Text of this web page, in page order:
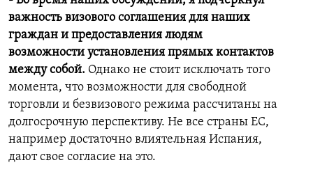
важность визового соглашения для наших
граждан и предоставления людям
возможности установления прямых контактов
между собой. Однако не стоит исключать того
момента, что возможности для свободной
торговли и безвизового режима рассчитаны на
долгосрочную перспективу. Не все страны ЕС,
например достаточно влиятельная Испания,
дают свое согласие на это.